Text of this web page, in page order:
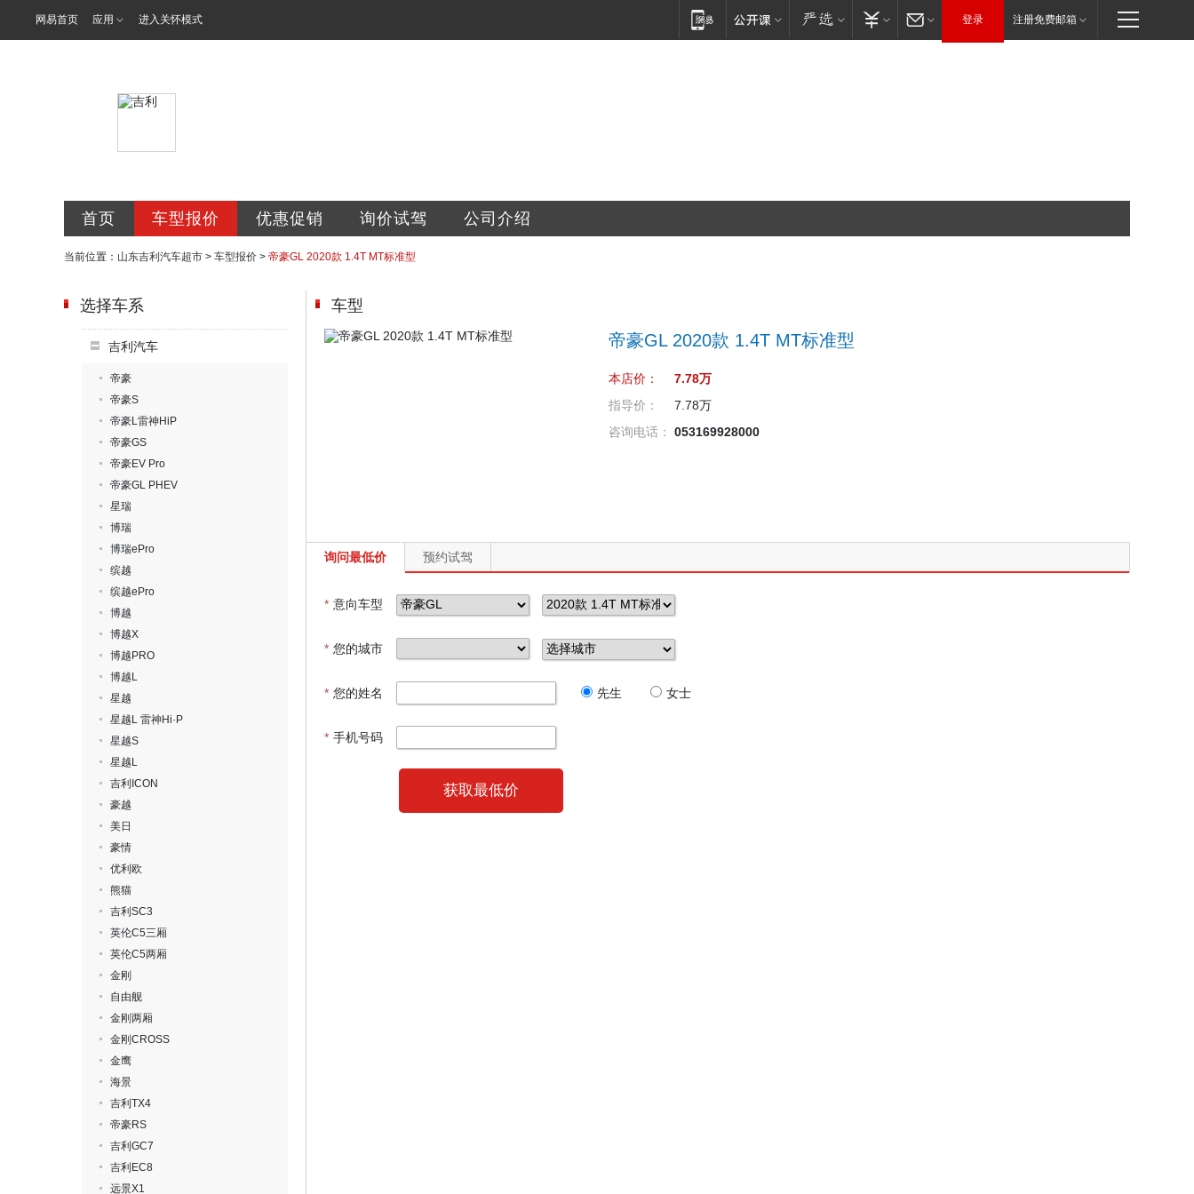
网易首页 应用 进入关怀模式 登录 注册免费邮箱
首页 车型报价 优惠促销 询价试驾 公司介绍
当前位置： 山东吉利汽车超市 > 车型报价 > 帝豪GL 2020款 1.4T MT标准型
选择车系
吉利汽车
帝豪
帝豪S
帝豪L雷神HiP
帝豪GS
帝豪EV Pro
帝豪GL PHEV
星瑞
博瑞
博瑞ePro
缤越
缤越ePro
博越
博越X
博越PRO
博越L
星越
星越L 雷神Hi·P
星越S
星越L
吉利ICON
豪越
美日
豪情
优利欧
熊猫
吉利SC3
英伦C5三厢
英伦C5两厢
金刚
自由舰
金刚两厢
金刚CROSS
金鹰
海景
吉利TX4
帝豪RS
吉利GC7
吉利EC8
远景X1
车型
帝豪GL 2020款 1.4T MT标准型
本店价：
7.78万
指导价：
7.78万
咨询电话：
053169928000
询问最低价 预约试驾
* 意向车型
* 您的城市
* 您的姓名 先生 女士
* 手机号码
获取最低价